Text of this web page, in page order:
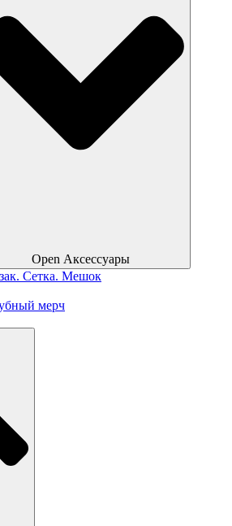
Open Аксессуары
Сетка. Мешок
мерч